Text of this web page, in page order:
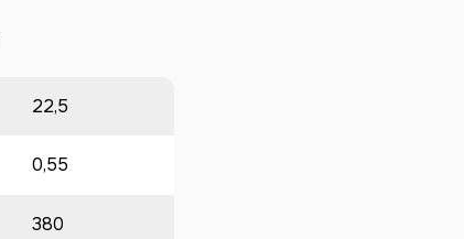
22,5
0,55
380